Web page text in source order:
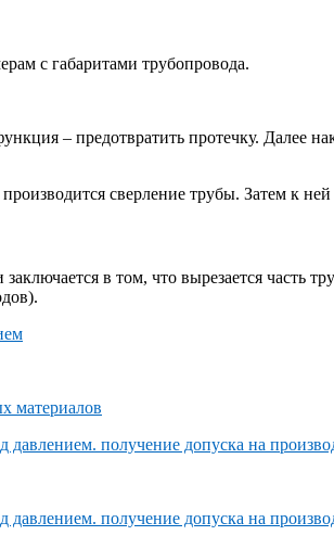
с габаритами трубопровода.
– предотвратить протечку. Далее
сверление трубы. Затем к
в том, что вырезается часть